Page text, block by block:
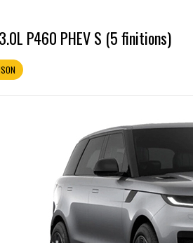
P460 PHEV S (5 finitions)